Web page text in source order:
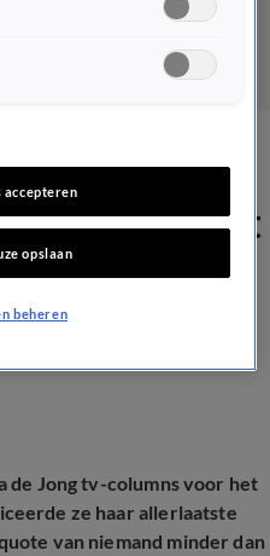
sluit haar
af met
René van
de Jong tv-columns voor het
ze haar allerlaatste
van niemand minder dan
accepteren
opslaan
beheren